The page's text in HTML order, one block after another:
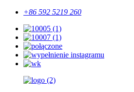
+86 592 5219 260